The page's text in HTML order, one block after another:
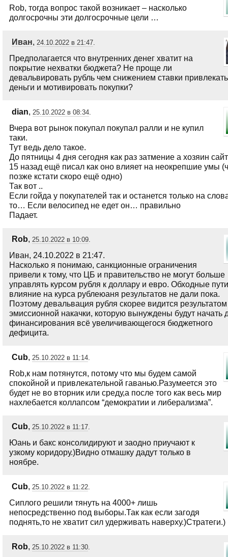
Rob, тогда вопрос такой возникает – насколько
долгосрочны эти долгосрочные цели …
Иван, 24.10.2022 в 21:47.
Предполагается что внутренних денег хватит на
покрытие нехватки бюджета? Не проще ли
девальвировать рубль чем снижением ставки привлекать
деньги и мотивировать покупки?
dian, 25.10.2022 в 08:34.
Вчера вот рынок покупал покупал ралли и не купил
таки.
Тут ведь дело такое.
До пятницы 4 дня сегодня как раз затмение а хозяин
15 назад ещё писал как оно влияет на неокрепшие умы
позже кстати скоро ещё одно)
Так вот ..
Если гойда у покупателей так и останется только на
то… Если велосипед не едет он… правильно
Падает.
Rob, 25.10.2022 в 10:09.
Иван, 24.10.2022 в 21:47.
Насколько я понимаю, санкционные ограничения
привели к тому, что ЦБ и правительство не могут больше
управлять курсом рубля к доллару и евро. Обходные
влияние на курса рублеюаня результатов не дали пока.
Поэтому девальвация рубля скорее видится результатом
эмиссионной накачки, которую вынуждены будут начать
финансирования всё увеличивающегося бюджетного
дефицита.
Cub, 25.10.2022 в 11:14.
Rob,к нам потянутся, потому что мы будем самой
спокойной и привлекательной гаванью.Разумеется это
будет не во вторник или среду,а после того как весь мир
нахлебается коллапсом “демократии и либерализма”.
Cub, 25.10.2022 в 11:17.
Юань и бакс консолидируют и заодно приучают к
узкому коридору.)Видно отмашку дадут только в
ноябре.
Cub, 25.10.2022 в 11:22.
Сиплого решили тянуть на 4000+ лишь
непосредственно под выборы.Так как если загодя
поднять,то не хватит сил удерживать наверху.)Стратеги.)
Rob 25.10.2022 в 11:30.